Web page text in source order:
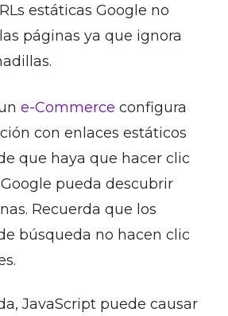
estáticas Google no
páginas ya que ignora
e-Commerce configura
con enlaces estáticos
que haya que hacer clic
pueda descubrir
Recuerda que los
búsqueda no hacen clic
JavaScript puede causar